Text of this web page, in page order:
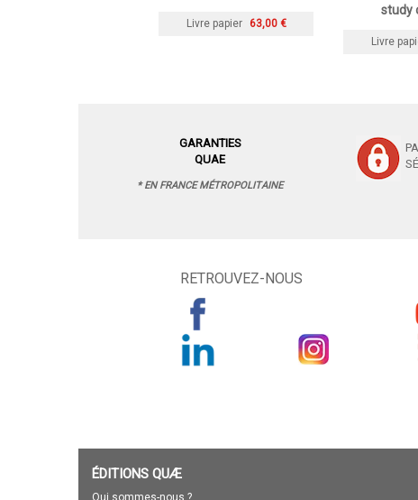
Livre papier 63,00 €
study
Livre
GARANTIES
QUAE
* EN FRANCE MÉTROPOLITAINE
RETROUVEZ-NOUS
ÉDITIONS QUÆ
Qui sommes-nous ?